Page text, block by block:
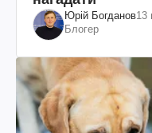
Юрій Богданов13
Блогер